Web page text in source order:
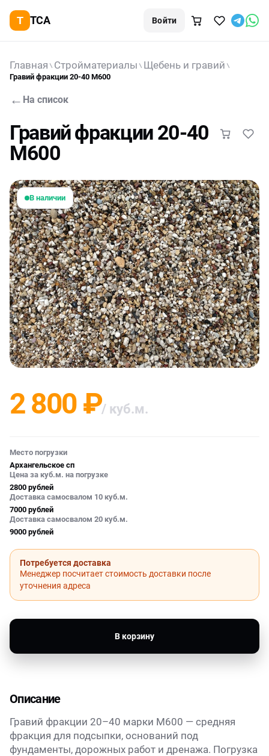
TCA Войти
Главная Стройматериалы Щебень и гравий
Гравий фракции 20-40 M600
← На список
Гравий фракции 20-40
M600
В наличии
2 800 ₽/ куб.м.
Место погрузки
Архангельское сп
Цена за куб.м. на погрузке
2800 рублей
Доставка самосвалом 10 куб.м.
7000 рублей
Доставка самосвалом 20 куб.м.
9000 рублей
Потребуется доставка
Менеджер посчитает стоимость доставки после
уточнения адреса
В корзину
Описание
Гравий фракции 20–40 марки М600 — средняя
фракция для подсыпки, оснований под
фундаменты, дорожных работ и дренажа. Погрузка